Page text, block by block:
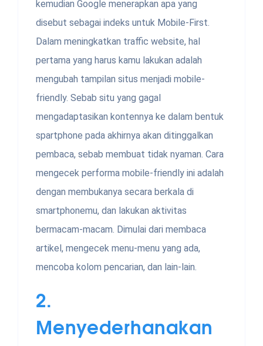
kemudian Google menerapkan apa yang
disebut sebagai indeks untuk Mobile-First.
Dalam meningkatkan traffic website, hal
pertama yang harus kamu lakukan adalah
mengubah tampilan situs menjadi mobile-
friendly. Sebab situ yang gagal
mengadaptasikan kontennya ke dalam bentuk
spartphone pada akhirnya akan ditinggalkan
pembaca, sebab membuat tidak nyaman. Cara
mengecek performa mobile-friendly ini adalah
dengan membukanya secara berkala di
smartphonemu, dan lakukan aktivitas
bermacam-macam. Dimulai dari membaca
artikel, mengecek menu-menu yang ada,
mencoba kolom pencarian, dan lain-lain.
2.
Menyederhanakan